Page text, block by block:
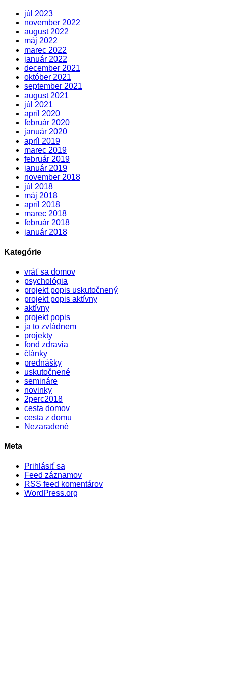
júl 2023
november 2022
august 2022
máj 2022
marec 2022
január 2022
december 2021
október 2021
september 2021
august 2021
júl 2021
apríl 2020
február 2020
január 2020
apríl 2019
marec 2019
február 2019
január 2019
november 2018
júl 2018
máj 2018
apríl 2018
marec 2018
február 2018
január 2018
Kategórie
vráť sa domov
psychológia
projekt popis uskutočnený
projekt popis aktívny
aktívny
projekt popis
ja to zvládnem
projekty
fond zdravia
články
prednášky
uskutočnené
semináre
novinky
2perc2018
cesta domov
cesta z domu
Nezaradené
Meta
Prihlásiť sa
Feed záznamov
RSS feed komentárov
WordPress.org